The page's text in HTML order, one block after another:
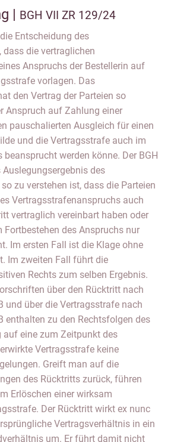
| BGH VII ZR 129/24
Entscheidung des
dass die vertraglichen
Anspruchs der Bestellerin auf
vorlagen. Das
den Vertrag der Parteien so
Anspruch auf Zahlung einer
pauschalierten Ausgleich für einen
und die Vertragsstrafe auch im
beansprucht werden könne. Der BGH
des
zu verstehen ist, dass die Parteien
Vertragsstrafenanspruchs auch
vertraglich vereinbart haben oder
Fortbestehen des Anspruchs nur
Im ersten Fall ist die Klage ohne
Im zweiten Fall führt die
Rechts zum selben Ergebnis.
über den Rücktritt nach
und über die Vertragsstrafe nach
enthalten zu den Rechtsfolgen des
auf eine zum Zeitpunkt des
Vertragsstrafe keine
Greift man auf die
des Rücktritts zurück, führen
Erlöschen einer wirksam
Der Rücktritt wirkt ex nunc
Vertragsverhältnis in ein
um. Er führt damit nicht